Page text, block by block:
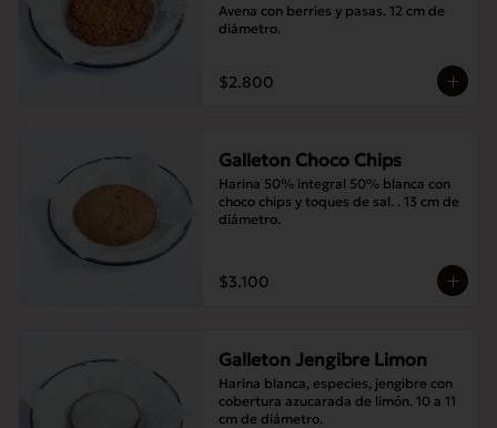
Avena con berries y pasas. 12 cm de
diámetro.
$2.800
Galleton Choco Chips
Harina 50% integral 50% blanca con
choco chips y toques de sal. . 13 cm de
diámetro.
$3.100
Galleton Jengibre Limon
Harina blanca, especies, jengibre con
cobertura azucarada de limón. 10 a 11
cm de diámetro.